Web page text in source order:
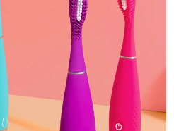
mini
T-zone
go
gym bag
aging skincare
備
facelift devices
device for young skin
light therapy
sonic toothbrush
aging
anti-aging
scalp massager
肌膚年輕化
Red Light Therapy
預計送達日期 8/9/26
預計送達日期 8/13/26
預計送達日期 8/9/26
預計送達日期 8/10/26